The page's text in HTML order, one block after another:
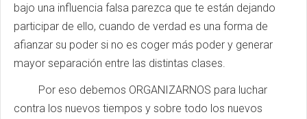
bajo una influencia falsa parezca que te están dejando
participar de ello, cuando de verdad es una forma de
afianzar su poder si no es coger más poder y generar
mayor separación entre las distintas clases.
Por eso debemos ORGANIZARNOS para luchar
contra los nuevos tiempos y sobre todo los nuevos